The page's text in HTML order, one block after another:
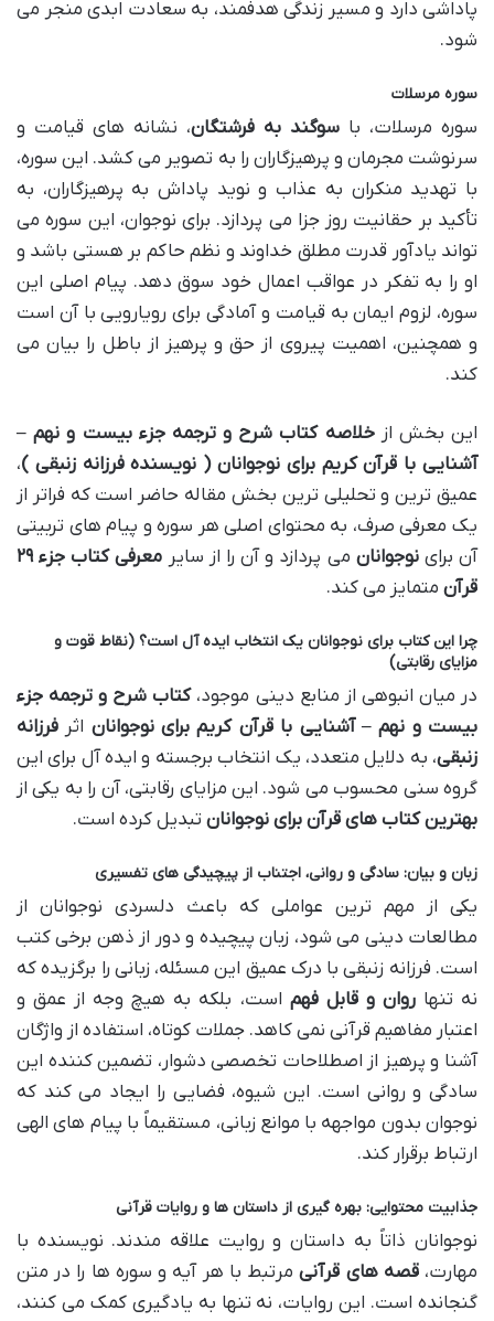
پاداشی دارد و مسیر زندگی هدفمند، به سعادت ابدی منجر می
شود.
سوره مرسلات
سوره مرسلات، با سوگند به فرشتگان، نشانه های قیامت و
سرنوشت مجرمان و پرهیزگاران را به تصویر می کشد. این سوره،
با تهدید منکران به عذاب و نوید پاداش به پرهیزگاران، به
تأکید بر حقانیت روز جزا می پردازد. برای نوجوان، این سوره می
تواند یادآور قدرت مطلق خداوند و نظم حاکم بر هستی باشد و
او را به تفکر در عواقب اعمال خود سوق دهد. پیام اصلی این
سوره، لزوم ایمان به قیامت و آمادگی برای رویارویی با آن است
و همچنین، اهمیت پیروی از حق و پرهیز از باطل را بیان می
کند.
این بخش ازخلاصه کتاب شرح و ترجمه جزء بیست و نهم –
آشنایی با قرآن کریم برای نوجوانان ( نویسنده فرزانه زنبقی )،
عمیق ترین و تحلیلی ترین بخش مقاله حاضر است که فراتر از
یک معرفی صرف، به محتوای اصلی هر سوره و پیام های تربیتی
آن براینوجوانان می پردازد و آن را از سایر
معرفی کتاب جزء ۲۹
قرآن متمایز می کند.
چرا این کتاب برای نوجوانان یک انتخاب ایده آل است؟ (نقاط قوت و
مزایای رقابتی)
در میان انبوهی از منابع دینی موجود،کتاب شرح و ترجمه جزء
بیست و نهم – آشنایی با قرآن کریم برای نوجوانان اثر فرزانه
زنبقی، به دلایل متعدد، یک انتخاب برجسته و ایده آل برای این
گروه سنی محسوب می شود. این مزایای رقابتی، آن را به یکی از
بهترین کتاب های قرآن برای نوجوانان تبدیل کرده است.
زبان و بیان: سادگی و روانی، اجتناب از پیچیدگی های تفسیری
یکی از مهم ترین عواملی که باعث دلسردی نوجوانان از
مطالعات دینی می شود، زبان پیچیده و دور از ذهن برخی کتب
است. فرزانه زنبقی با درک عمیق این مسئله، زبانی را برگزیده که
نه تنهاروان و قابل فهم است، بلکه به هیچ وجه از عمق و
اعتبار مفاهیم قرآنی نمی کاهد. جملات کوتاه، استفاده از واژگان
آشنا و پرهیز از اصطلاحات تخصصی دشوار، تضمین کننده این
سادگی و روانی است. این شیوه، فضایی را ایجاد می کند که
نوجوان بدون مواجهه با موانع زبانی، مستقیماً با پیام های الهی
ارتباط برقرار کند.
جذابیت محتوایی: بهره گیری از داستان ها و روایات قرآنی
نوجوانان ذاتاً به داستان و روایت علاقه مندند. نویسنده با
مهارت،قصه های قرآنیمرتبط با هر آیه و سوره ها را در متن
گنجانده است. این روایات، نه تنها به یادگیری کمک می کنند،